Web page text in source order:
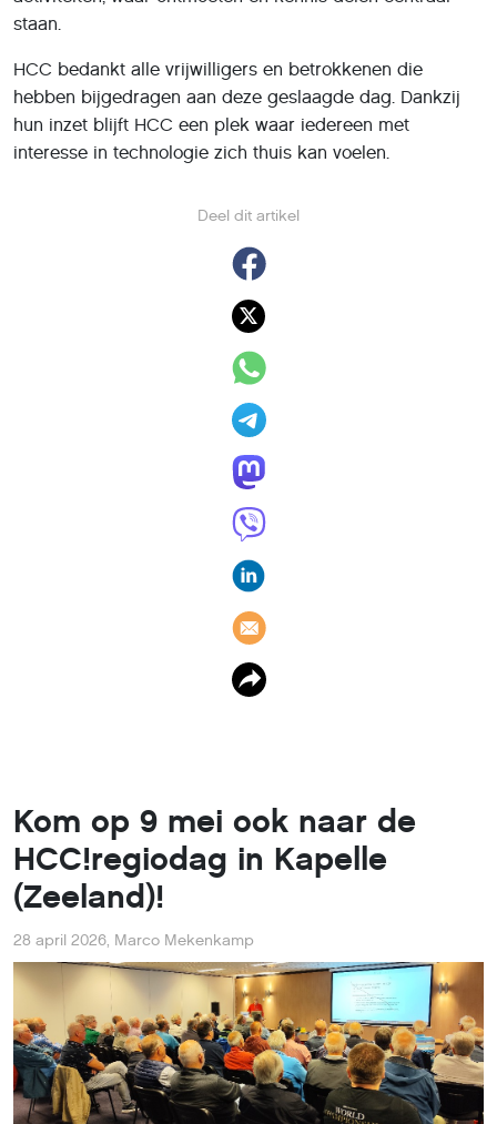
Deel dit artikel
staan.
HCC bedankt alle vrijwilligers en betrokkenen die
hebben bijgedragen aan deze geslaagde dag. Dankzij
hun inzet blijft HCC een plek waar iedereen met
interesse in technologie zich thuis kan voelen.
Kom op 9 mei ook naar de
HCC!regiodag in Kapelle
(Zeeland)!
28 april 2026, Marco Mekenkamp